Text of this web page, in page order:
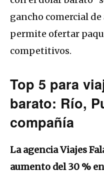
gancho comercial
permite ofertar
competitivos.
Top 5 para
barato: Río,
compañía
La agencia Viajes
aumento del 30 %